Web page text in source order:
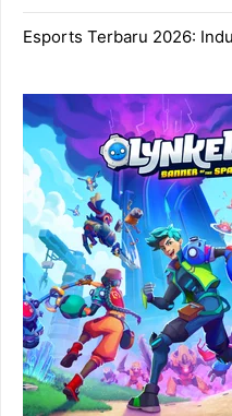
Esports Terbaru 2026: